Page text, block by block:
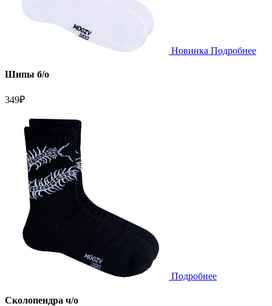
Новинка Подробнее
Шипы б/о
349₽
Подробнее
Сколопендра ч/о